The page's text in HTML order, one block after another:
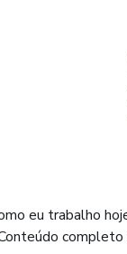
esse
eu trabalho
completo